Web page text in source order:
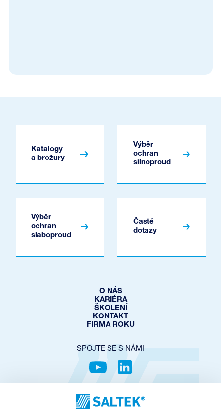
Katalogy
a brožury
Výběr
ochran
silnoproud
Výběr
ochran
slaboproud
Časté
dotazy
O NÁS
KARIÉRA
ŠKOLENÍ
KONTAKT
FIRMA ROKU
SPOJTE SE S NÁMI
OCHRANA SOUKROMÍ
COOKIES POLICY